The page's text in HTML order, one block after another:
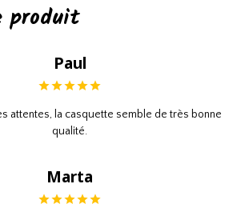
produit
Paul
attentes, la casquette semble de très bonne
qualité.
Marta